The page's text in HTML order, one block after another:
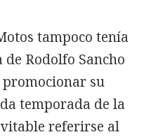
tampoco tenía
Rodolfo Sancho
su
temporada de la
referirse al